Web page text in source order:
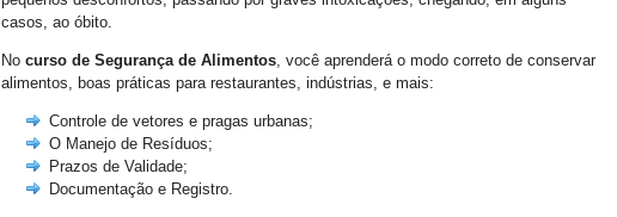
casos, ao óbito.
No curso de Segurança de Alimentos, você aprenderá o modo correto de conservar
alimentos, boas práticas para restaurantes, indústrias, e mais:
Controle de vetores e pragas urbanas;
O Manejo de Resíduos;
Prazos de Validade;
Documentação e Registro.